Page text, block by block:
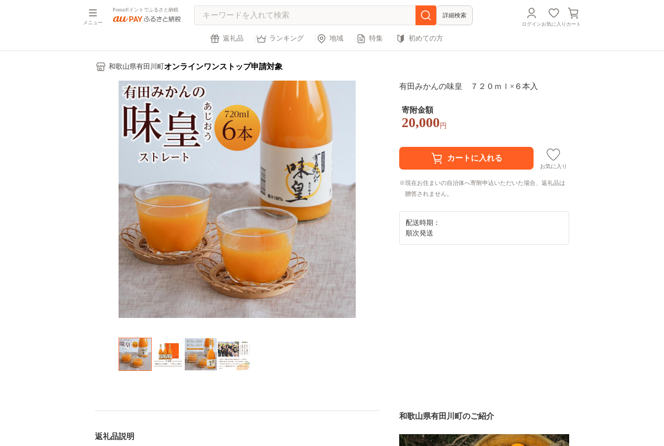
メニュー
Pontaポイントでふるさと納税
詳細検索
ログインお気に入り カート
返礼品 ランキング 地域 特集 初めての方
和歌山県有田川町 オンラインワンストップ申請対象
有田みかんの味皇 ７２０ｍｌ×６本入
寄附金額
20,000 円
お気に入り
現在お住まいの自治体へ寄附申込いただいた場合、返礼品は
贈答されません。
配送時期：
順次発送
返礼品説明
和歌山県有田川町のご紹介